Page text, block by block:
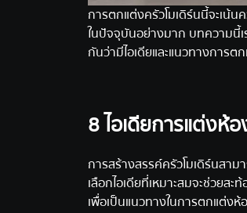
การตกแต่งครัวโมเดิร์นนี้จะเน้
ในปัจจุบันอย่างมาก บทความนี้เ
กันว่ามีไอเดียและแนวทางการต
8 ไอเดียการแต่งห้
การสร้างสรรค์ครัวโมเดิร์นสา
เลือกไอเดียที่เหมาะสมจะช่วยส
เพื่อเป็นแนวทางในการตกแต่ง